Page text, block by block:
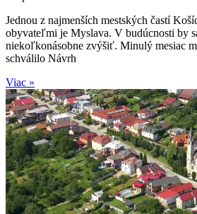
Jednou z najmenších mestských častí
obyvateľmi je Myslava. V budúcnosti by
niekoľkonásobne zvýšiť. Minulý mesiac
schválilo Návrh
Viac »